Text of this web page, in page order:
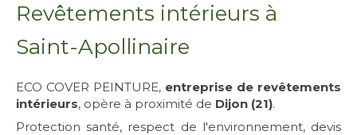
Revêtements intérieurs à
Saint-Apollinaire
ECO COVER PEINTURE, entreprise de revêtements
intérieurs, opère à proximité de Dijon (21).
Protection santé, respect de l'environnement, devis